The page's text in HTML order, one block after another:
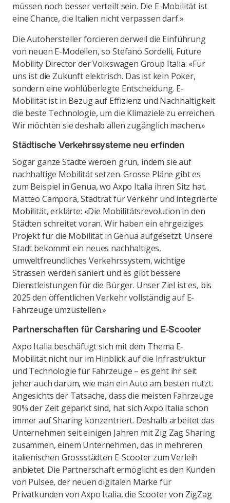
müssen noch besser verteilt sein. Die E-Mobilität ist
eine Chance, die Italien nicht verpassen darf.»
Die Autohersteller forcieren derweil die Einführung
von neuen E-Modellen, so Stefano Sordelli, Future
Mobility Director der Volkswagen Group Italia: «Für
uns ist die Zukunft elektrisch. Das ist kein Poker,
sondern eine wohlüberlegte Entscheidung. E-
Mobilität ist in Bezug auf Effizienz und Nachhaltigkeit
die beste Technologie, um die Klimaziele zu erreichen.
Wir möchten sie deshalb allen zugänglich machen.»
Städtische Verkehrssysteme neu erfinden
Sogar ganze Städte werden grün, indem sie auf
nachhaltige Mobilität setzen. Grosse Pläne gibt es
zum Beispiel in Genua, wo Axpo Italia ihren Sitz hat.
Matteo Campora, Stadtrat für Verkehr und integrierte
Mobilität, erklärte: «Die Mobilitätsrevolution in den
Städten schreitet voran. Wir haben ein ehrgeiziges
Projekt für die Mobilität in Genua aufgesetzt. Unsere
Stadt bekommt ein neues nachhaltiges,
umweltfreundliches Verkehrssystem, wichtige
Strassen werden saniert und es gibt bessere
Dienstleistungen für die Bürger. Unser Ziel ist es, bis
2025 den öffentlichen Verkehr vollständig auf E-
Fahrzeuge umzustellen.»
Partnerschaften für Carsharing und E-Scooter
Axpo Italia beschäftigt sich mit dem Thema E-
Mobilität nicht nur im Hinblick auf die Infrastruktur
und Technologie für Fahrzeuge – es geht ihr seit
jeher auch darum, wie man ein Auto am besten nutzt.
Angesichts der Tatsache, dass die meisten Fahrzeuge
90% der Zeit geparkt sind, hat sich Axpo Italia schon
immer auf Sharing konzentriert. Deshalb arbeitet das
Unternehmen seit einigen Jahren mit Zig Zag Sharing
zusammen, einem Unternehmen, das in mehreren
italienischen Grossstädten E-Scooter zum Verleih
anbietet. Die Partnerschaft ermöglicht es den Kunden
von Pulsee, der neuen digitalen Marke für
Privatkunden von Axpo Italia, die Scooter von ZigZag